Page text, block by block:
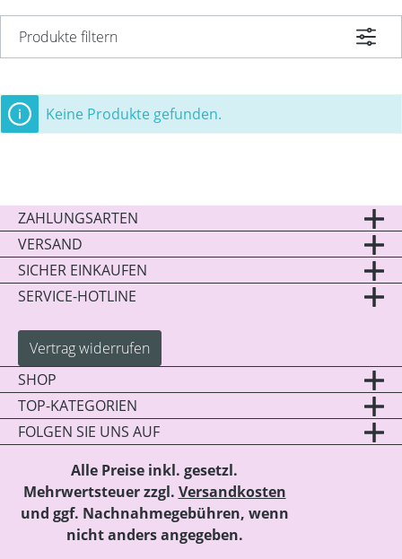
Produkte filtern
Keine Produkte gefunden.
ZAHLUNGSARTEN
VERSAND
SICHER EINKAUFEN
SERVICE-HOTLINE
Vertrag widerrufen
SHOP
TOP-KATEGORIEN
FOLGEN SIE UNS AUF
Alle Preise inkl. gesetzl.
Mehrwertsteuer zzgl. Versandkosten
und ggf. Nachnahmegebühren, wenn
nicht anders angegeben.